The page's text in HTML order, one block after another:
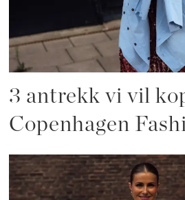
3 antrekk vi vil
Copenhagen